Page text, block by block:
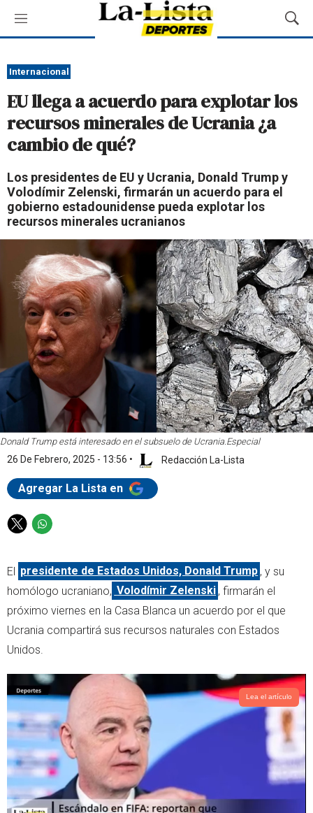
M
e
ú
M
o
a
r
Internacional
EU llega a acuerdo para explotar los
recursos minerales de Ucrania ¿a
cambio de qué?
Los presidentes de EU y Ucrania, Donald Trump y
Volodímir Zelenski, firmarán un acuerdo para el
gobierno estadounidense pueda explotar los
recursos minerales ucranianos
Donald Trump está interesado en el subsuelo de Ucrania. Especial
26 De Febrero, 2025 - 13:56 • Redacción La-Lista
Agregar La Lista en
T
i
t
e
r
W
a
t
s
p
p
El presidente de Estados Unidos, Donald Trump , y su
homólogo ucraniano, Volodímir Zelenski , firmarán el
próximo viernes en la Casa Blanca un acuerdo por el que
Ucrania compartirá sus recursos naturales con Estados
Unidos.
Lea el artículo